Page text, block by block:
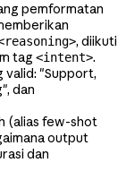
pemformatan
, diikuti
tag <intent>.
"Support,
dan
(alias few-shot
output
dan